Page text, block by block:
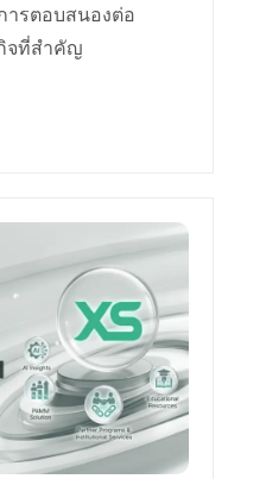
ารตอบสนองต่อ
จที่สำคัญ